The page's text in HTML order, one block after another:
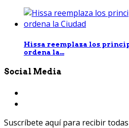
Hissa reemplaza los
ordena la...
Social Media
Suscríbete aquí para recibir